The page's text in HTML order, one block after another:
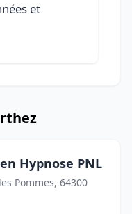
et
Hypnose PNL
Pommes, 64300